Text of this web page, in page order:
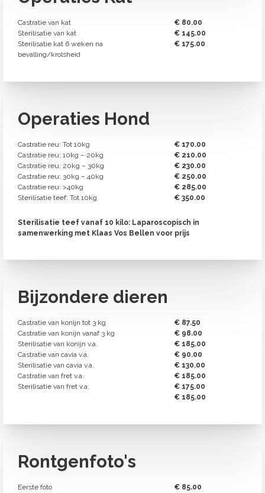
Castratie van kat
Sterilisatie van kat
Sterilisatie kat 6 weken na
bevalling/krolsheid
€ 80.00
€ 145.00
€ 175.00
Operaties Hond
Castratie reu: Tot 10kg
Castratie reu: 10kg – 20kg
Castratie reu: 20kg – 30kg
Castratie reu: 30kg – 40kg
Castratie reu: >40kg
Sterilisatie teef: Tot 10kg
€ 170.00
€ 210.00
€ 230.00
€ 250.00
€ 285.00
€ 350.00
Sterilisatie teef vanaf 10 kilo: Laparoscopisch in
samenwerking met Klaas Vos Bellen voor prijs
Bijzondere dieren
Castratie van konijn tot 3 kg
Castratie van konijn vanaf 3 kg
Sterilisatie van konijn v.a.
Castratie van cavia v.a.
Sterilisatie van cavia v.a.
Castratie van fret v.a.
Sterilisatie van fret v.a.
€ 87.50
€ 98.00
€ 185.00
€ 90.00
€ 130.00
€ 185.00
€ 175.00
€ 185.00
Rontgenfoto's
Eerste foto
€ 85.00